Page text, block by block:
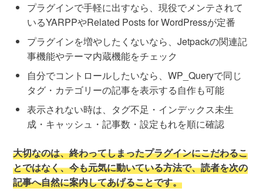
プラグインで手軽に出すなら、現役でメンテされて
いるYARPPやRelated Posts for WordPressが定番
プラグインを増やしたくないなら、Jetpackの関連記
事機能やテーマ内蔵機能をチェック
自分でコントロールしたいなら、WP_Queryで同じ
タグ・カテゴリーの記事を表示する自作も可能
表示されない時は、タグ不足・インデックス未生
成・キャッシュ・記事数・設定もれを順に確認
大切なのは、終わってしまったプラグインにこだわるこ
とではなく、今も元気に動いている方法で、読者を次の
記事へ自然に案内してあげることです。